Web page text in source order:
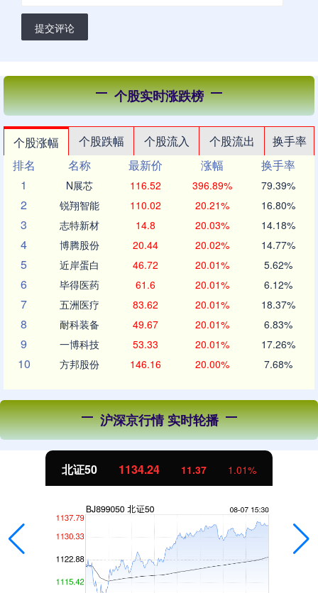
提交评论
个股实时涨跌榜
个股涨幅 个股跌幅 个股流入 个股流出
换手率
排名
名称 最新价 涨幅
换手率
1
N展芯 116.52 396.89% 79.39%
2 锐翔智能 110.02 20.21% 16.80%
3 志特新材 14.8 20.03% 14.18%
4 博腾股份 20.44 20.02% 14.77%
5 近岸蛋白 46.72 20.01% 5.62%
6 毕得医药 61.6 20.01% 6.12%
7 五洲医疗 83.62 20.01% 18.37%
8 耐科装备 49.67 20.01% 6.83%
9 一博科技 53.33 20.01% 17.26%
10 方邦股份 146.16 20.00% 7.68%
沪深京行情 实时轮播
北证50 1134.24 11.37 1.01%